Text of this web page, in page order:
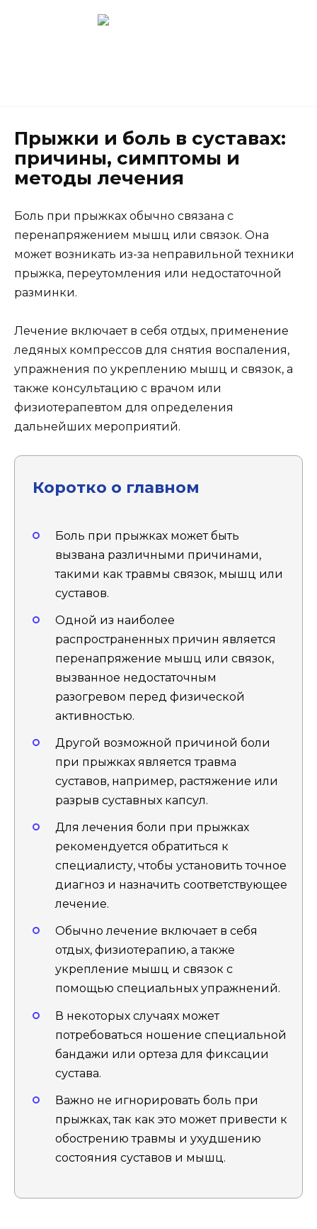
Прыжки и боль в суставах:
причины, симптомы и
методы лечения
Боль при прыжках обычно связана с
перенапряжением мышц или связок. Она
может возникать из-за неправильной техники
прыжка, переутомления или недостаточной
разминки.
Лечение включает в себя отдых, применение
ледяных компрессов для снятия воспаления,
упражнения по укреплению мышц и связок, а
также консультацию с врачом или
физиотерапевтом для определения
дальнейших мероприятий.
Коротко о главном
Боль при прыжках может быть
вызвана различными причинами,
такими как травмы связок, мышц или
суставов.
Одной из наиболее
распространенных причин является
перенапряжение мышц или связок,
вызванное недостаточным
разогревом перед физической
активностью.
Другой возможной причиной боли
при прыжках является травма
суставов, например, растяжение или
разрыв суставных капсул.
Для лечения боли при прыжках
рекомендуется обратиться к
специалисту, чтобы установить точное
диагноз и назначить соответствующее
лечение.
Обычно лечение включает в себя
отдых, физиотерапию, а также
укрепление мышц и связок с
помощью специальных упражнений.
В некоторых случаях может
потребоваться ношение специальной
бандажи или ортеза для фиксации
сустава.
Важно не игнорировать боль при
прыжках, так как это может привести к
обострению травмы и ухудшению
состояния суставов и мышц.